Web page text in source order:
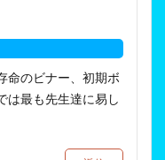
命のビナー、初期ボ
は最も先生達に易し